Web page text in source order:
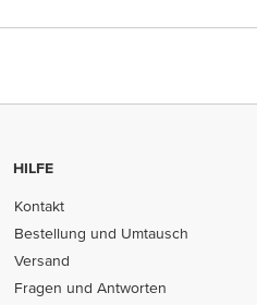
HILFE
Kontakt
Bestellung und Umtausch
Versand
Fragen und Antworten